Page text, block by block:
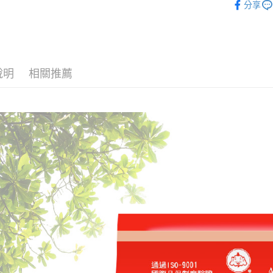
分享
明 相關推薦